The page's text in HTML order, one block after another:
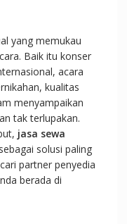
yang memukau
Baik itu konser
acara
kualitas
menyampaikan
tak terlupakan.
jasa sewa
solusi paling
partner penyedia
berada di